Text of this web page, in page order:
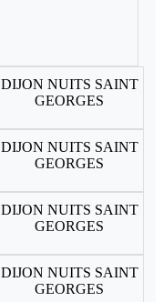
DIJON NUITS SAINT
GEORGES
DIJON NUITS SAINT
GEORGES
DIJON NUITS SAINT
GEORGES
DIJON NUITS SAINT
GEORGES